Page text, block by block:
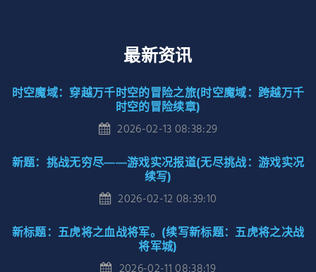
最新资讯
时空魔域：穿越万千时空的冒险之旅(时空魔域：跨越万千
时空的冒险续章)
2026-02-13 08:38:29
新题：挑战无穷尽——游戏实况报道(无尽挑战：游戏实况
续写)
2026-02-12 08:39:10
新标题：五虎将之血战将军。(续写新标题：五虎将之决战
将军城)